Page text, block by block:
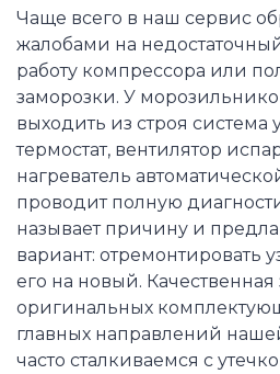
Чаще всего в наш сервис
жалобами на
работу компрессора или
заморозки. У
выходить из строя система
термостат, вентилятор
нагреватель
проводит полную
называет причину и
вариант: отремонтировать
его на новый. Качественная
оригинальных
главных направлений
часто сталкиваемся с